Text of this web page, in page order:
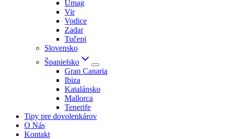
Umag
Vir
Vodice
Zadar
Tučepi
Slovensko
Španielsko
Gran Canaria
Ibiza
Katalánsko
Mallorca
Tenerife
Tipy pre dovolenkárov
O Nás
Kontakt